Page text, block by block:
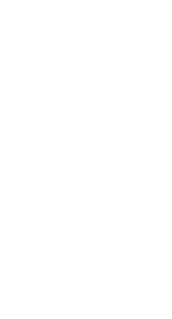
業（大分類）
。
以上就業者
分類)、年齢
照していま